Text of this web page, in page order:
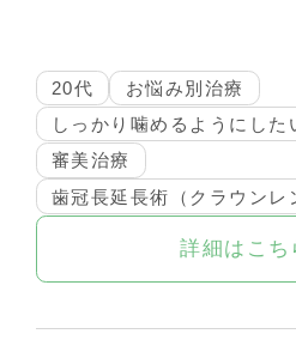
20代
お悩み別治療
しっかり噛めるようにした
審美治療
歯冠長延長術（クラウンレ
詳細はこち